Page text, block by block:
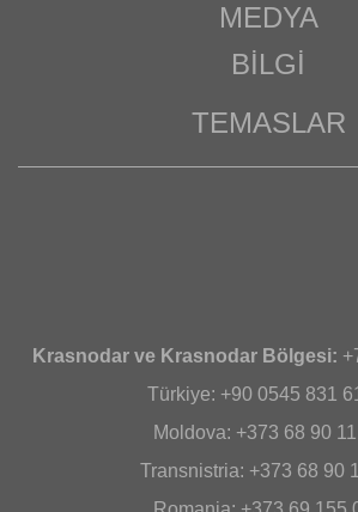
MEDYA
BILGI
TEMASLAR
Krasnodar ve Krasnodar Bölgesi:
Türkiye: +90 0545 831
Moldova: +373 68 90
Transnistria: +373 68 90